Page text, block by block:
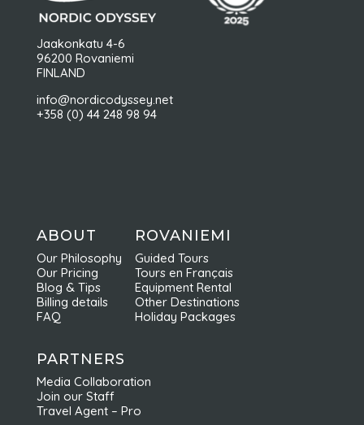
Jaakonkatu 4-6
96200 Rovaniemi
FINLAND
info@nordicodyssey.net
+358 (0) 44 248 98 94
ABOUT
Our Philosophy
Our Pricing
Blog & Tips
Billing details
FAQ
ROVANIEMI
Guided Tours
Tours en Français
Equipment Rental
Other Destinations
Holiday Packages
PARTNERS
Media Collaboration
Join our Staff
Travel Agent – Pro